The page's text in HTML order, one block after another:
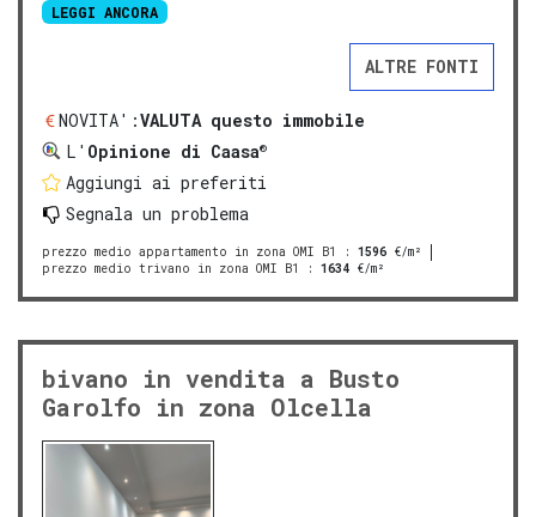
LEGGI ANCORA
ALTRE FONTI
NOVITA':VALUTA questo immobile
L' Opinione di Caasa®
Aggiungi ai preferiti
Segnala un problema
prezzo medio appartamento in zona OMI B1 : 1596 €/m²
prezzo medio trivano in zona OMI B1
: 1634 €/m²
bivano in vendita a Busto
Garolfo in zona Olcella